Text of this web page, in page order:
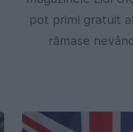
pot primi gratuit
rămase